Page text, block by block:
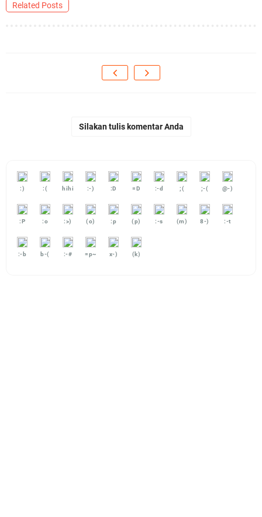
Related Posts
Silakan tulis komentar Anda
:) :( hihi :-) :D =D :-d ;( ;-( @-)
:P :o :>) (o) :p (p) :-s (m) 8-) :-t
:-b b-( :-# =p~ x-) (k)